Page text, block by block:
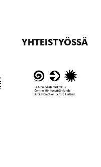
YHTEISTYÖSSÄ